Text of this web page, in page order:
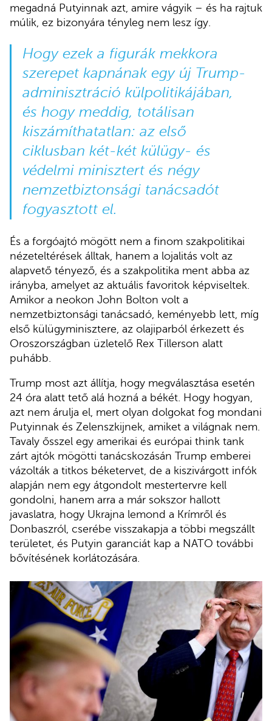
megadná Putyinnak azt, amire vágyik – és ha rajtuk
múlik, ez bizonyára tényleg nem lesz így.
Hogy ezek a figurák mekkora
szerepet kapnának egy új Trump-
adminisztráció külpolitikájában,
és hogy meddig, totálisan
kiszámíthatatlan: az első
ciklusban két-két külügy- és
védelmi minisztert és négy
nemzetbiztonsági tanácsadót
fogyasztott el.
És a forgóajtó mögött nem a finom szakpolitikai
nézeteltérések álltak, hanem a lojalitás volt az
alapvető tényező, és a szakpolitika ment abba az
irányba, amelyet az aktuális favoritok képviseltek.
Amikor a neokon John Bolton volt a
nemzetbiztonsági tanácsadó, keményebb lett, míg
első külügyminisztere, az olajiparból érkezett és
Oroszországban üzletelő Rex Tillerson alatt
puhább.
Trump most azt állítja, hogy megválasztása esetén
24 óra alatt tető alá hozná a békét. Hogy hogyan,
azt nem árulja el, mert olyan dolgokat fog mondani
Putyinnak és Zelenszkijnek, amiket a világnak nem.
Tavaly ősszel egy amerikai és európai think tank
zárt ajtók mögötti tanácskozásán Trump emberei
vázolták a titkos béketervet, de a kiszivárgott infók
alapján nem egy átgondolt mestertervre kell
gondolni, hanem arra a már sokszor hallott
javaslatra, hogy Ukrajna lemond a Krímről és
Donbaszról, cserébe visszakapja a többi megszállt
területet, és Putyin garanciát kap a NATO további
bővítésének korlátozására.